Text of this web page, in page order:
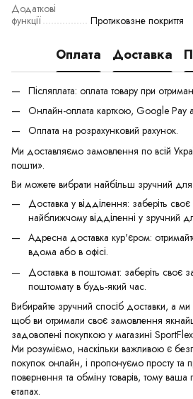
Додаткові
функції
Протиковзне покриття
Оплата Доставка
Післяплата: оплата товару при
Онлайн-оплата карткою, Google Pay
Оплата на розрахунковий рахунок.
Ми доставляємо замовлення по всій
пошти».
Ви можете вибрати найбільш зручний для
Доставка у відділення: заберіть
найближчому відділенні у зручний
Адресна доставка кур'єром:
вдома або в офісі.
Доставка в поштомат: заберіть своє
поштомату в будь-який час.
Вибирайте зручний спосіб доставки, а
щоб ви отримали своє замовлення
задоволені покупкою у магазині
Ми розуміємо, наскільки важливою є
покупок онлайн, і пропонуємо просту та
повернення та обміну товарів, тому ваша
етапах.